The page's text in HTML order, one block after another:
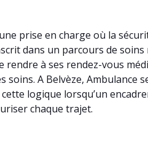
prise en charge où la
dans un parcours de soins
à ses rendez-vous
A Belvèze, Ambulance
logique lorsqu’un
chaque trajet.